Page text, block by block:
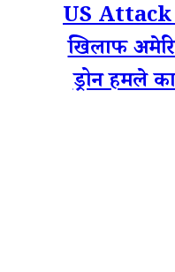
US
खिलाफ
ड्रोन हमले